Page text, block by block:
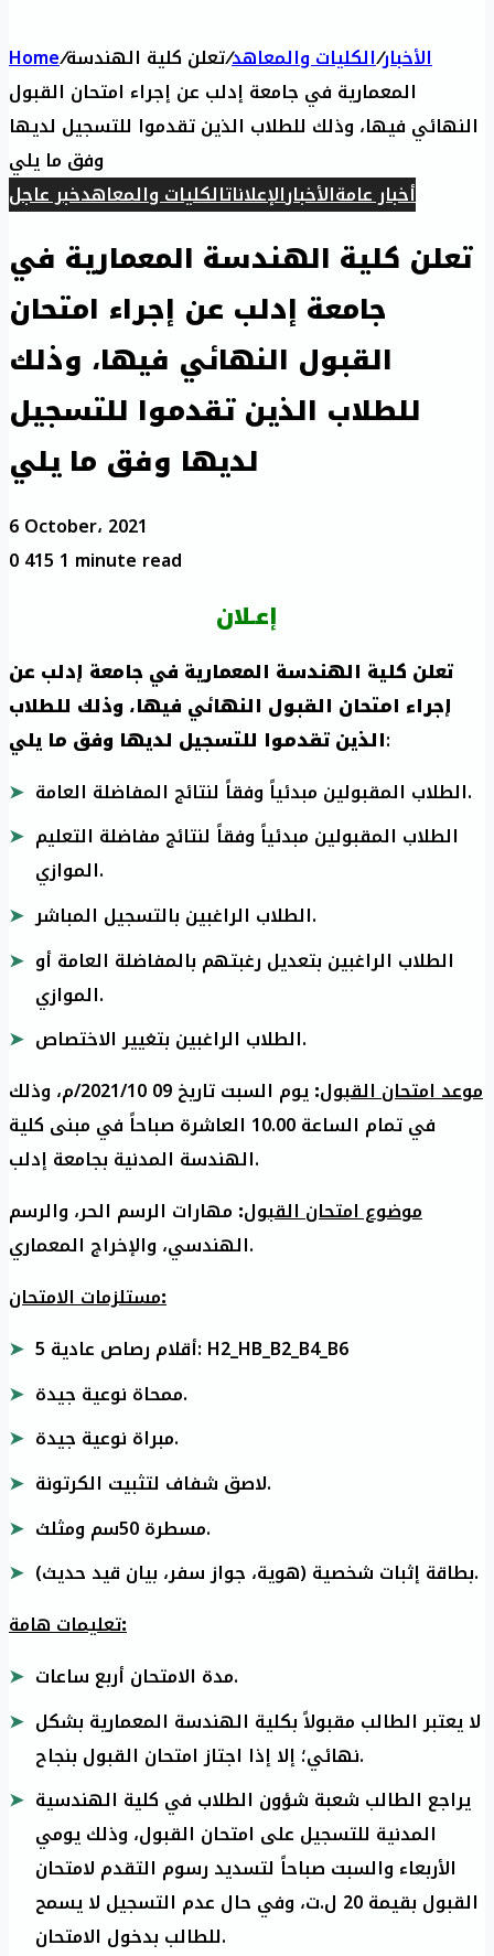
Home/ الأخبار/الكليات والمعاهد/تعلن كلية الهندسة
المعمارية في جامعة إدلب عن إجراء امتحان القبول
النهائي فيها، وذلك للطلاب الذين تقدموا للتسجيل لديها
وفق ما يلي
أخبار عامةالأخبارالإعلاناتالكليات والمعاهدخبر عاجل
تعلن كلية الهندسة المعمارية في
جامعة إدلب عن إجراء امتحان
القبول النهائي فيها، وذلك
للطلاب الذين تقدموا للتسجيل
لديها وفق ما يلي
6 October، 2021
0415 1 minute read
إعـلان
تعلن كلية الهندسة المعمارية في جامعة إدلب عن
إجراء امتحان القبول النهائي فيها، وذلك للطلاب
الذين تقدموا للتسجيل لديها وفق ما يلي:
الطلاب المقبولين مبدئياً وفقاً لنتائج المفاضلة العامة.
الطلاب المقبولين مبدئياً وفقاً لنتائج مفاضلة التعليم
الموازي.
الطلاب الراغبين بالتسجيل المباشر.
الطلاب الراغبين بتعديل رغبتهم بالمفاضلة العامة أو
الموازي.
الطلاب الراغبين بتغيير الاختصاص.
موعد امتحان القبول:
يوم السبت تاريخ 09 2021/10/م، وذلك
في تمام الساعة 10.00 العاشرة صباحاً في مبنى كلية
الهندسة المدنية بجامعة إدلب.
موضوع امتحان القبول: مهارات الرسم الحر، والرسم
الهندسي، والإخراج المعماري.
مستلزمات الامتحان:
5 أقلام رصاص عادية: H2_HB_B2_B4_B6
ممحاة نوعية جيدة.
مبراة نوعية جيدة.
لاصق شفاف لتثبيت الكرتونة.
مسطرة 50سم ومثلث.
بطاقة إثبات شخصية (هوية، جواز سفر، بيان قيد حديث).
تعليمات هامة:
مدة الامتحان أربع ساعات.
لا يعتبر الطالب مقبولاً بكلية الهندسة المعمارية بشكل
نهائي؛ إلا إذا اجتاز امتحان القبول بنجاح.
يراجع الطالب شعبة شؤون الطلاب في كلية الهندسية
المدنية للتسجيل على امتحان القبول، وذلك يومي
الأربعاء والسبت صباحاً لتسديد رسوم التقدم لامتحان
القبول بقيمة 20 ل.ت، وفي حال عدم التسجيل لا يسمح
للطالب بدخول الامتحان.